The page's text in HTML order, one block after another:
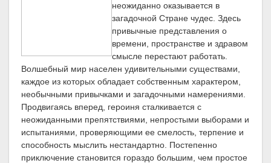
неожиданно оказывается в
загадочной Стране чудес. Здесь
привычные представления о
времени, пространстве и здравом
смысле перестают работать.
Волшебный мир населен удивительными существами,
каждое из которых обладает собственным характером,
необычными привычками и загадочными намерениями.
Продвигаясь вперед, героиня сталкивается с
неожиданными препятствиями, непростыми выборами и
испытаниями, проверяющими ее смелость, терпение и
способность мыслить нестандартно. Постепенно
приключение становится гораздо большим, чем простое